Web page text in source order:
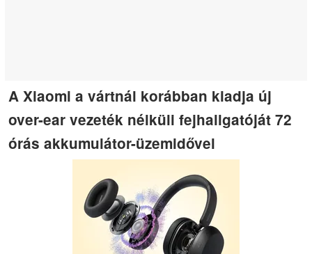
A Xiaomi a vártnál korábban kiadja új
over-ear vezeték nélküli fejhallgatóját 72
órás akkumulátor-üzemidővel